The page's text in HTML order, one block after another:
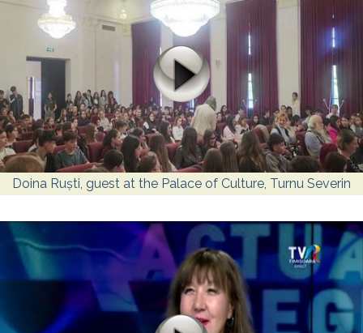
Doina Ruști, guest at the Palace of Culture, Turnu Severin